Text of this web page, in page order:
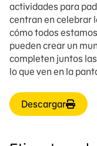
actividades para
centran en celebrar
cómo todos
pueden crear un
completen juntos
lo que ven en la
Descargar